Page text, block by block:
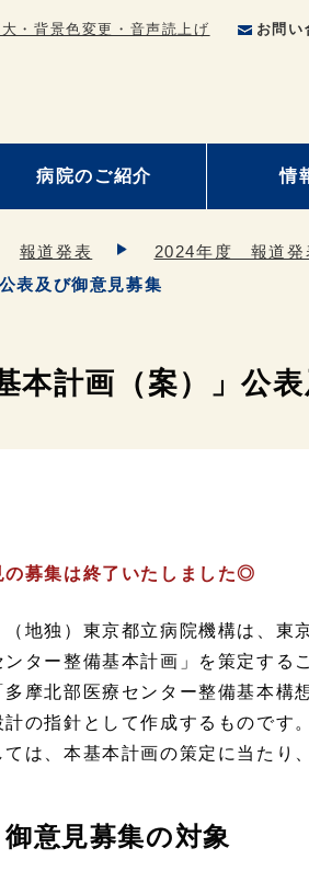
・背景色変更・音声読上げ お問い
病院のご紹介 情
報道発表
2024年度 報道発
表及び御意見募集
本計画（案）」公
募集は終了いたしました◎
（地独）東京都立病院機構は、東
ンター整備基本計画」を策定する
多摩北部医療センター整備基本構
計の指針として作成するものです。
ては、本基本計画の策定に当たり
意見募集の対象